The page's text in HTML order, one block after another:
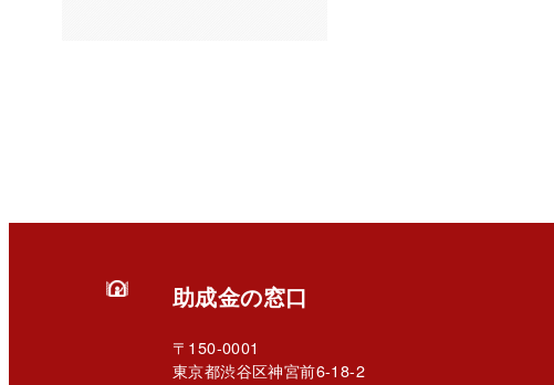
助成金の窓口
〒150-0001
東京都渋谷区神宮前6-18-2